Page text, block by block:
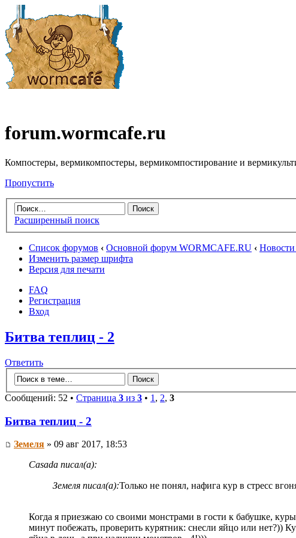
forum.wormcafe.ru
Компостеры, вермикомпостеры, вермикомпостирование и
Пропустить
Расширенный поиск
Список форумов ‹ Основной форум WORMCAFE.RU ‹
Изменить размер шрифта
Версия для печати
FAQ
Регистрация
Вход
Битва теплиц - 2
Ответить
Сообщений: 52 • Страница 3 из 3 • 1 , 2, 3
Битва теплиц - 2
Земеля » 09 авг 2017, 18:53
Casada писал(а):
Земеля писал(а):Только не понял, нафига кур в стресс
Когда я приезжаю со своими монстрами в гости к бабушке,
минут побежать, проверить курятник: снесли яйцо или нет?))